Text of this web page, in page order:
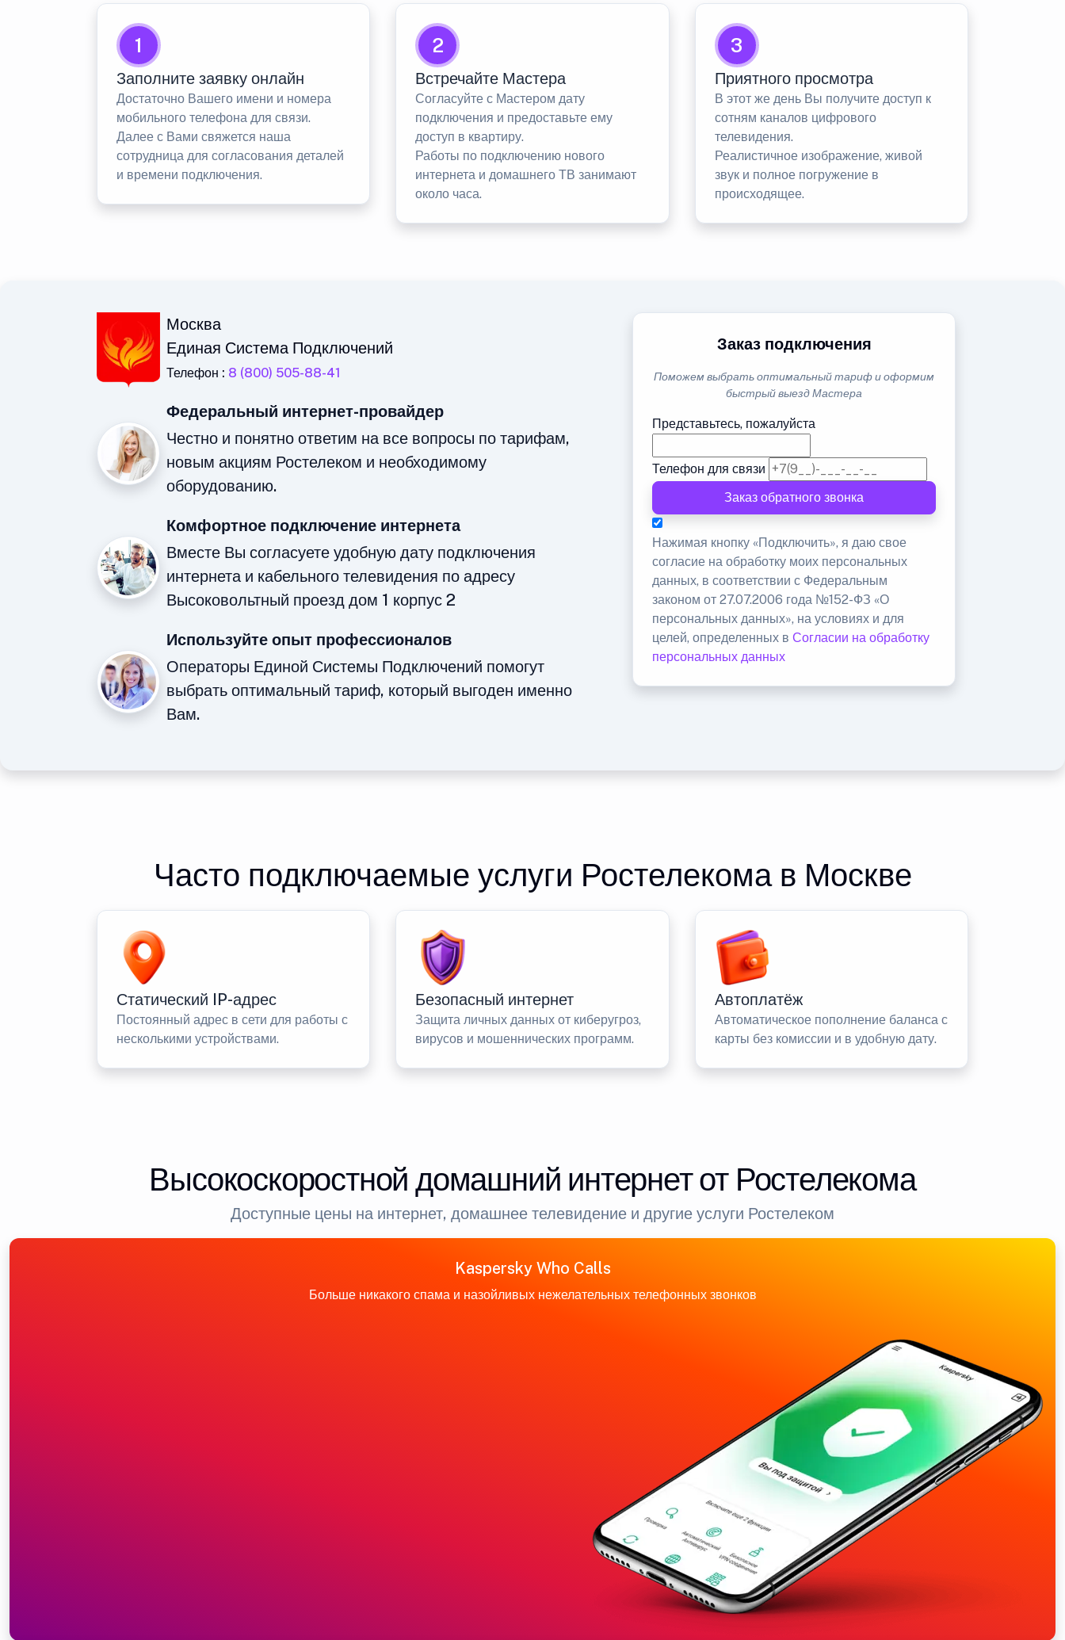
1
Заполните заявку онлайн
Достаточно Вашего имени и номера
мобильного телефона для связи.
Далее с Вами свяжется наша
сотрудница для согласования деталей
и времени подключения.
2
Встречайте Мастера
Согласуйте с Мастером дату
подключения и предоставьте ему
доступ в квартиру.
Работы по подключению нового
интернета и домашнего ТВ занимают
около часа.
3
Приятного просмотра
В этот же день Вы получите доступ к
сотням каналов цифрового
телевидения.
Реалистичное изображение, живой
звук и полное погружение в
происходящее.
Москва
Единая Система Подключений
Телефон : 8 (800) 505-88-41
Федеральный интернет-провайдер
Честно и понятно ответим на все вопросы по тарифам,
новым акциям Ростелеком и необходимому
оборудованию.
Комфортное подключение интернета
Вместе Вы согласуете удобную дату подключения
интернета и кабельного телевидения по адресу
Высоковольтный проезд дом 1 корпус 2
Используйте опыт профессионалов
Операторы Единой Системы Подключений помогут
выбрать оптимальный тариф, который выгоден именно
Вам.
Заказ подключения
Поможем выбрать оптимальный тариф и оформим
быстрый выезд Мастера
Представьтесь, пожалуйста
Телефон для связи
Заказ обратного звонка
Нажимая кнопку «Подключить», я даю свое
согласие на обработку моих персональных
данных, в соответствии с Федеральным
законом от 27.07.2006 года №152-ФЗ «О
персональных данных», на условиях и для
целей, определенных вСогласии на обработку
персональных данных
Часто подключаемые услуги Ростелекома в Москве
Статический IP-адрес
Постоянный адрес в сети для работы с
несколькими устройствами.
Безопасный интернет
Защита личных данных от киберугроз,
вирусов и мошеннических программ.
Автоплатёж
Автоматическое пополнение баланса с
карты без комиссии и в удобную дату.
Высокоскоростной домашний интернет от Ростелекома
Доступные цены на интернет, домашнее телевидение и другие услуги Ростелеком
Kaspersky Who Calls
Больше никакого спама и назойливых нежелательных телефонных звонков